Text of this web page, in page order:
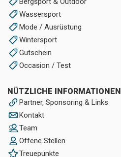
Wassersport
Mode / Ausrüstung
Wintersport
Gutschein
Occasion / Test
NÜTZLICHE INFORMATIONEN
Partner, Sponsoring & Links
Kontakt
Team
Offene Stellen
Treuepunkte